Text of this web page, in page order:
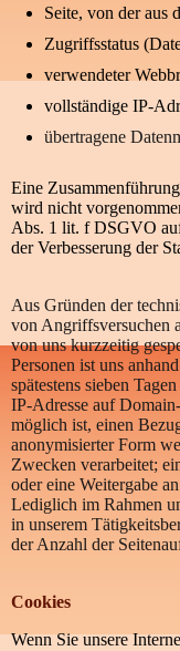
Seite, von der aus
Zugriffsstatus
verwendeter
vollständige IP-
übertragene
Eine
wird nicht
Abs. 1 lit. f DSGVO auf
der Verbesserung der
Aus Gründen der
von Angriffsversuchen
von uns kurzzeitig
Personen ist uns
spätestens sieben
IP-Adresse auf
möglich ist, einen
anonymisierter Form
Zwecken verarbeitet;
oder eine Weitergabe
Lediglich im Rahmen
in unserem
der Anzahl der
Cookies
Wenn Sie unsere